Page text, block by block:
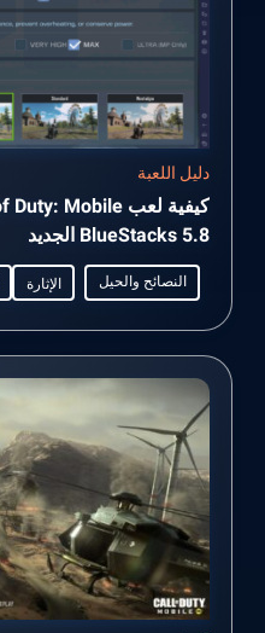
دليل اللعبة
BlueStacks 5.8 الجديد
النصائح والحيل الإثارة